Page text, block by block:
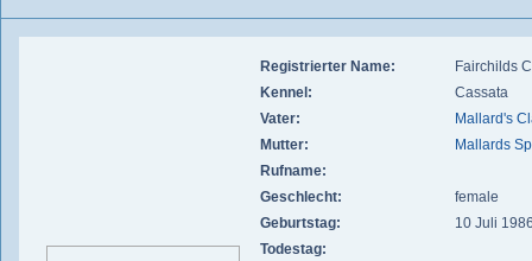
Registrierter Name:
Fairchilds
Kennel:
Cassata
Vater:
Mallard's
Mutter:
Mallards
Rufname:
Geschlecht:
female
Geburtstag:
10 Juli
Todestag: